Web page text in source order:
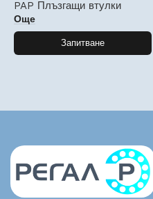
PAP Плъзгащи втулки
Още
Запитване